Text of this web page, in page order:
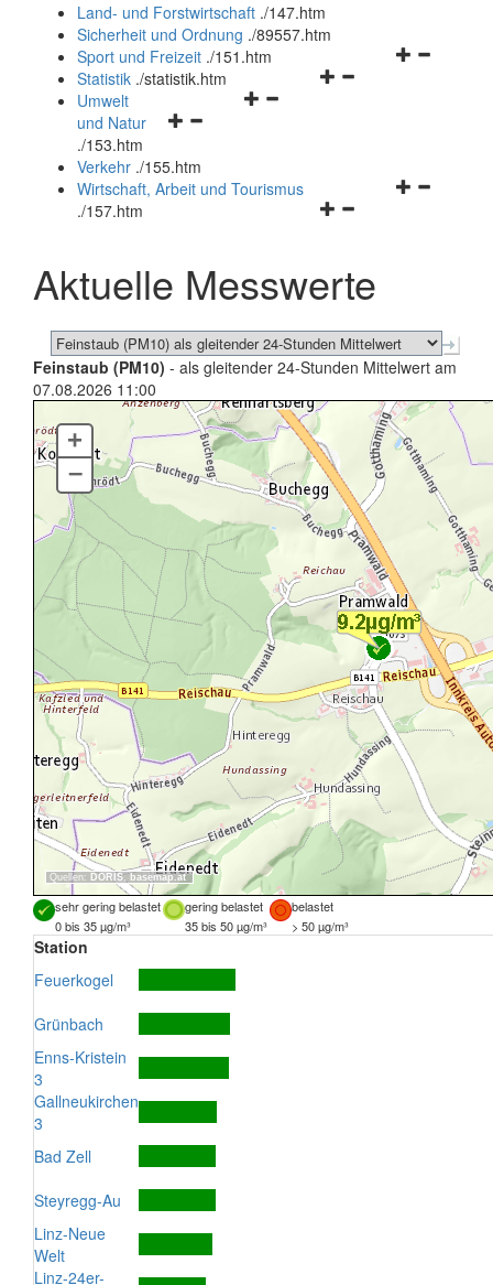
und
schließen
Land- und Forstwirtschaft ./147.htm
Sicherheit und Ordnung ./89557.htm
Navigationsmenü
Sport und Freizeit ./151.htm
Navigationsmenü
Statistik ./statistik.htm
Navigationsmenü
und
schließen
Umwelt
und Natur
./153.htm
Verkehr ./155.htm
Navigationsmenü
schließen
Wirtschaft, Arbeit und Tourismus
./157.htm
Aktuelle Messwerte
Feinstaub (PM10) - als gleitender 24-Stunden Mittelwert am
07.08.2026 11:00
Quellen: DORIS, basemap.at
+
–
sehr gering belastet gering belastet
belastet
0 bis 35 µg/m³
35 bis 50 µg/m³ > 50 µg/m³
Station
Feuerkogel
Grünbach
Enns-Kristein
3
Gallneukirchen
3
Bad Zell
Steyregg-Au
Linz-Neue
Welt
Linz-24er-